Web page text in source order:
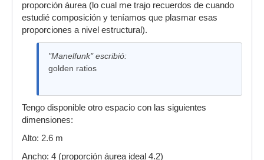
proporción áurea (lo cual me trajo recuerdos de cuando
estudié composición y teníamos que plasmar esas
proporciones a nivel estructural).
"Manelfunk" escribió:
golden ratios
Tengo disponible otro espacio con las siguientes
dimensiones:
Alto: 2.6 m
Ancho: 4 (proporción áurea ideal 4.2)